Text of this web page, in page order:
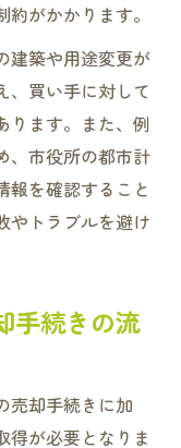
がかかります。
建築や用途変更が
、買い手に対して
ります。また、例
、市役所の都市計
報を確認すること
やトラブルを避け
手続きの流
売却手続きに加
得が必要となりま